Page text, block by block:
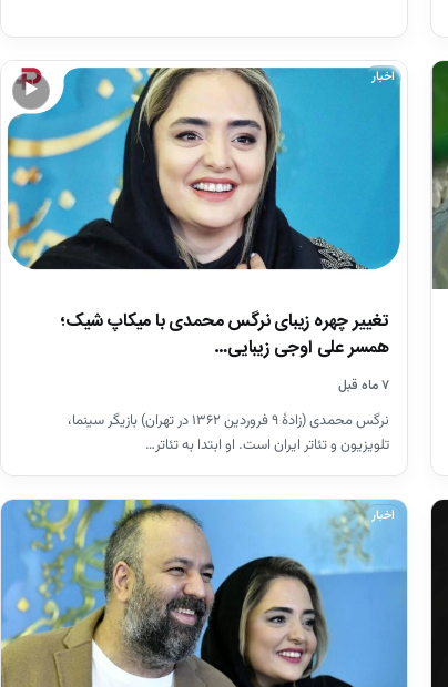
▶
اخبار
تغییر چهره زیبای نرگس محمدی با میکاپ شیک؛
همسر علی اوجی زیبایی…
۷ ماه قبل
نرگس محمدی (زادهٔ ۹ فروردین ۱۳۶۲ در تهران) بازیگر سینما،
تلویزیون و تئاتر ایران است. او ابتدا به تئاتر…
اخبار